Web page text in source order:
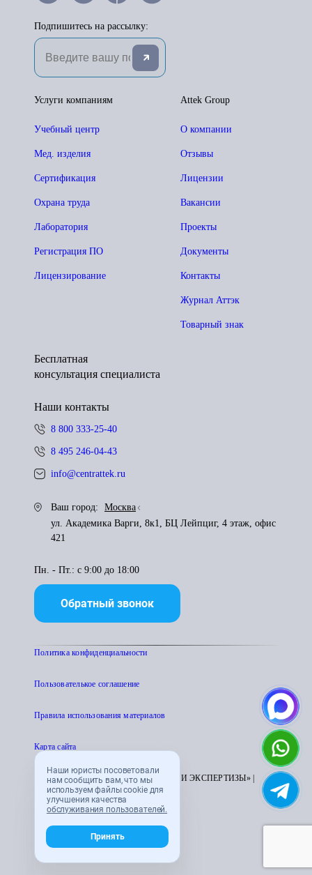
Наши юристы посоветовали
нам сообщить вам, что мы
используем файлы cookie для
улучшения качества
обслуживания пользователей.
Принять
Подпишитесь на рассылку:
Attek Group
О компании
Отзывы
Лицензии
Вакансии
Проекты
Документы
Контакты
Журнал Аттэк
Товарный знак
Услуги компаниям
Учебный центр
Мед. изделия
Сертификация
Охрана труда
Лаборатория
Регистрация ПО
Лицензирование
Бесплатная
консультация специалиста
Наши контакты
8 800 333-25-40
8 495 246-04-43
info@centrattek.ru
Ваш город:
Москва
ул. Академика Варги, 8к1, БЦ Лейпциг, 4 этаж, офис
421
Пн. - Пт.: с 9:00 до 18:00
Обратный звонок
Политика конфиденциальности
Пользователькое соглашение
Правила использования материалов
Карта сайта
© 1995 - 2026 «ЦЕНТР АТТЕСТАЦИИ И ЭКСПЕРТИЗЫ» |
CENTRATTEK.RU